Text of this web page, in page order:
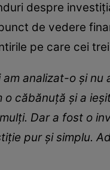
despre
de vedere
pe care cei
analizat-o și
căbănuță și a
Dar a fost o
pur și simplu.